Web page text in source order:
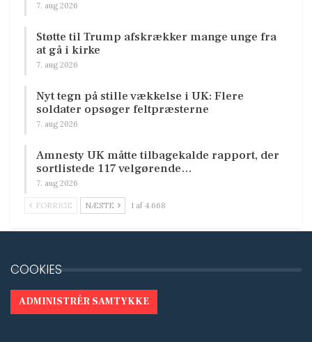
7. aug 2026
Støtte til Trump afskrækker mange unge fra
at gå i kirke
7. aug 2026
Nyt tegn på stille vækkelse i UK: Flere
soldater opsøger feltpræsterne
7. aug 2026
Amnesty UK måtte tilbagekalde rapport, der
sortlistede 117 velgørende…
7. aug 2026
FORRIGE NÆSTE 1 af 4.668
COOKIES
ADMINISTRÉR SAMTYKKE